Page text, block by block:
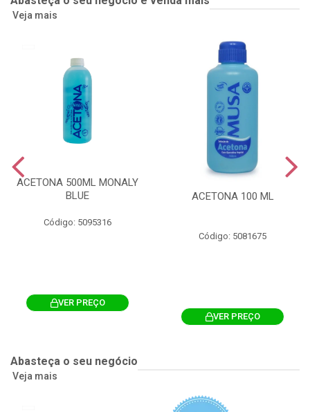
Veja mais
ACETONA 500ML MONALY
BLUE
Código: 5095316
VER PREÇO
ACETONA 100 ML
Código: 5081675
VER PREÇO
Abasteça o seu negócio
Veja mais